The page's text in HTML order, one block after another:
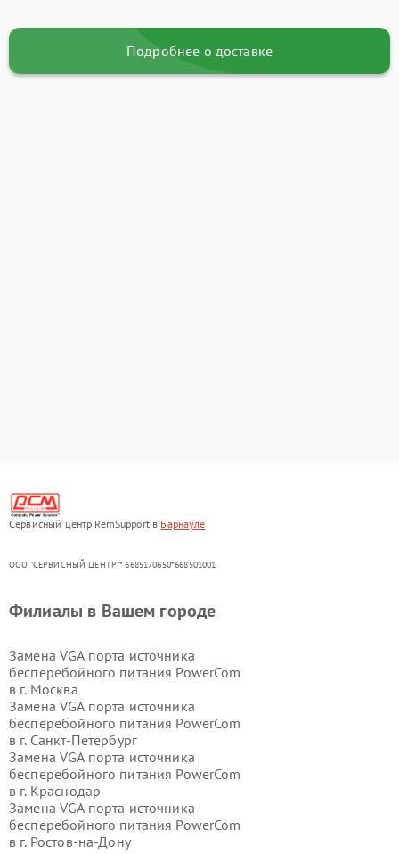
Подробнее о доставке
Сервисный центр RemSupport в Барнауле
ООО "СЕРВИСНЫЙ ЦЕНТР"* 6685170650*668501001
Филиалы в Вашем городе
Замена VGA порта источника
бесперебойного питания PowerCom
в г. Москва
Замена VGA порта источника
бесперебойного питания PowerCom
в г. Санкт-Петербург
Замена VGA порта источника
бесперебойного питания PowerCom
в г. Краснодар
Замена VGA порта источника
бесперебойного питания PowerCom
в г. Ростов-на-Дону